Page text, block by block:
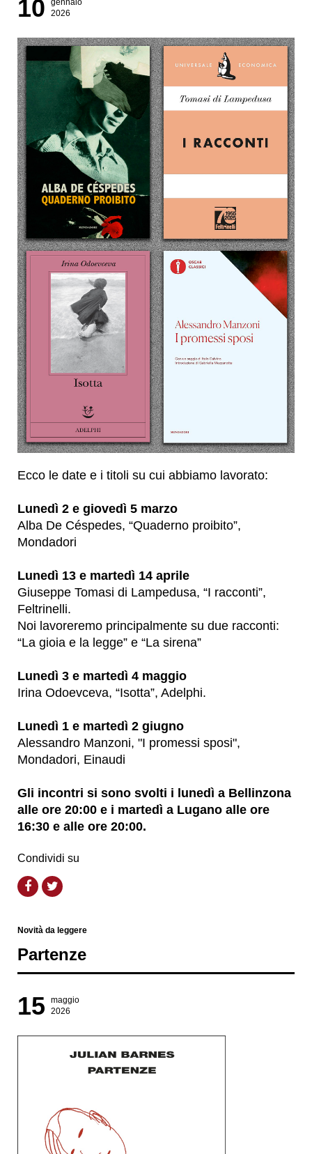
10
gennaio
2026
Ecco le date e i titoli su cui abbiamo lavorato:
Lunedì 2 e giovedì 5 marzo
Alba De Céspedes, “Quaderno proibito”,
Mondadori
Lunedì 13 e martedì 14 aprile
Giuseppe Tomasi di Lampedusa, “I racconti”,
Feltrinelli.
Noi lavoreremo principalmente su due racconti:
“La gioia e la legge” e “La sirena”
Lunedì 3 e martedì 4 maggio
Irina Odoevceva, “Isotta”, Adelphi.
Lunedì 1 e martedì 2 giugno
Alessandro Manzoni, "I promessi sposi",
Mondadori, Einaudi
Gli incontri si sono svolti i lunedì a Bellinzona
alle ore 20:00 e i martedì a Lugano alle ore
16:30 e alle ore 20:00.
Condividi su
Novità da leggere
Partenze
15
maggio
2026